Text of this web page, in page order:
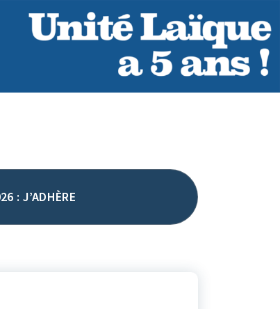
: J’ADHÈRE